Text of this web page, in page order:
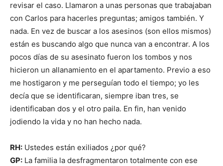
revisar el caso. Llamaron a unas personas que trabajaban
con Carlos para hacerles preguntas; amigos también. Y
nada. En vez de buscar a los asesinos (son ellos mismos)
están es buscando algo que nunca van a encontrar. A los
pocos días de su asesinato fueron los tombos y nos
hicieron un allanamiento en el apartamento. Previo a eso
me hostigaron y me perseguían todo el tiempo; yo les
decía que se identificaran, siempre iban tres, se
identificaban dos y el otro paila. En fin, han venido
jodiendo la vida y no han hecho nada.
RH: Ustedes están exiliados ¿por qué?
GP: La familia la desfragmentaron totalmente con ese